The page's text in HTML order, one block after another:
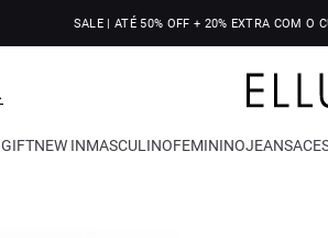
SALE | ATÉ 50% OFF + 20% EXTRA COM O
GIFTNEW INMASCULINOFEMININOJEANS